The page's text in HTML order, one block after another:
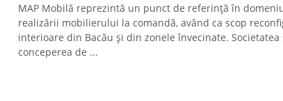
MAP Mobilă reprezintă un punct de referință în
realizării mobilierului la comandă, având ca scop
interioare din Bacău și din zonele învecinate. Societatea
conceperea de ...